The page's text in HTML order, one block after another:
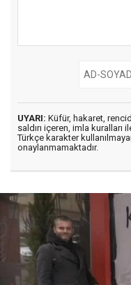
UYARI: Küfür, hakaret,
saldırı içeren, imla kuralları
Türkçe karakter
onaylanmamaktadır.